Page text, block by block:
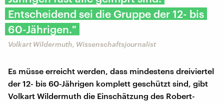
Entscheidend sei die Gruppe der 12- bis
60-Jährigen."
Volkart Wildermuth, Wissenschaftsjournalist
Es müsse erreicht werden, dass mindestens dreiviertel
der 12- bis 60-Jährigen komplett geschützt sind, gibt
Volkart Wildermuth die Einschätzung des Robert-